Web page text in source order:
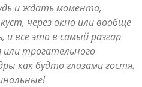
и ждать момента,
через окно или вообще
все это в самый разгар
или трогательного
как будто глазами гостя.